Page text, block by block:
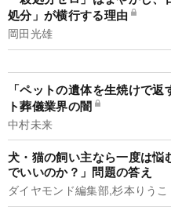
処分」が横行する理由
岡田光雄
「ペットの遺体を生焼けで
ト葬儀業界の闇
中村未来
犬・猫の飼い主なら一度は悩
でいいのか？」問題の答え
ダイヤモンド編集部,杉本りうこ